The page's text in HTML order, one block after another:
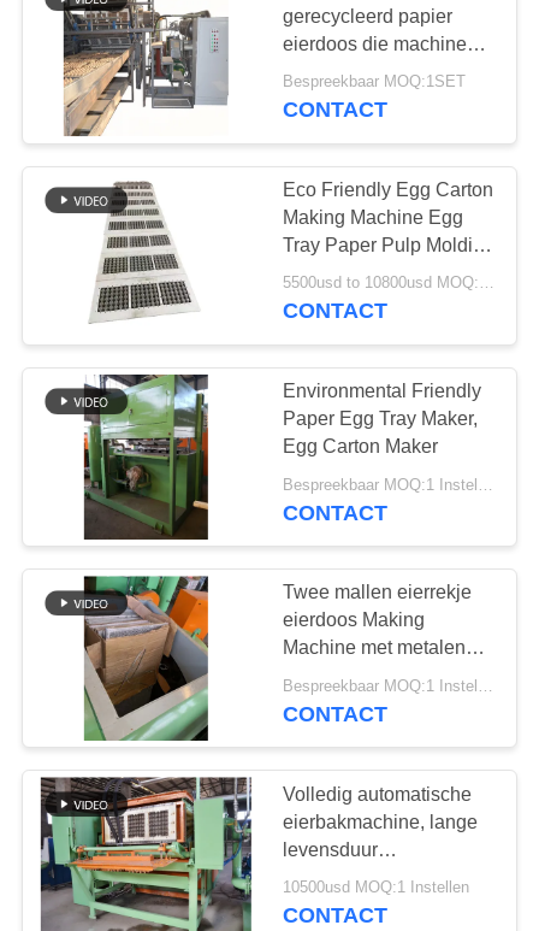
FABRIEKSREIS
KWALITEITSCONTROLE
CONTACTEER
ONS
NIEUWS
ALLE
GEVALLEN
VRAAG
EEN
OFFERTE
AAN
SITEMAP
PRIVACYBELEID
gerecycleerd papier
eierdoos die machine
roterende type hoge
snelheid maakt
Bespreekbaar MOQ:1SET
CONTACT
Eco Friendly Egg Carton
Making Machine Egg
Tray Paper Pulp Molding
Machine voor duurzame
verpakkingsoplossingen
5500usd to 10800usd MOQ:1 Instellen
CONTACT
Environmental Friendly
Paper Egg Tray Maker,
Egg Carton Maker
CONTACT
Twee mallen eierrekje
eierdoos Making
Machine met metalen
droger
Bespreekbaar MOQ:1 Instellen
CONTACT
Volledig automatische
eierbakmachine, lange
levensduur
eiendoosmachine
10500usd MOQ:1 Instellen
CONTACT